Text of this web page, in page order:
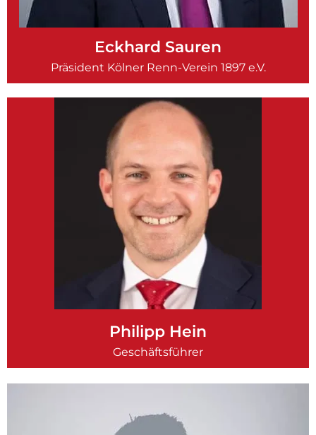
Eckhard Sauren
Präsident Kölner Renn-Verein 1897 e.V.
Philipp Hein
Geschäftsführer